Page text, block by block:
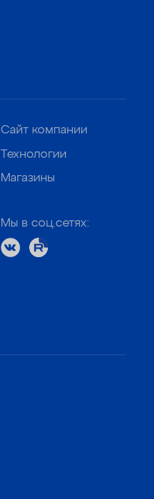
Сайт компании
Технологии
Магазины
Мы в соц.сетях: